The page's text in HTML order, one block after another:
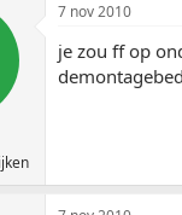
7 nov 2010
je zou ff op